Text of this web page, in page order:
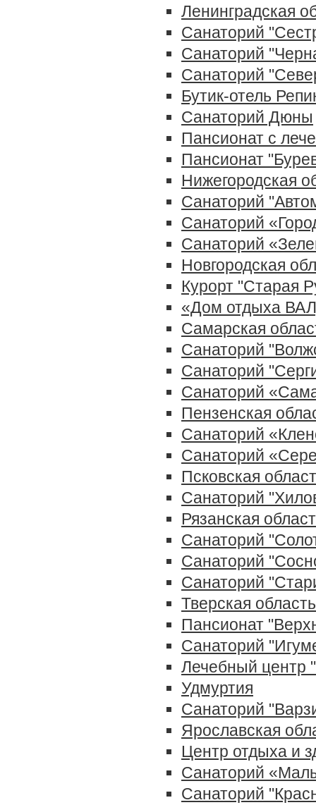
Ленинградская
Санаторий
Санаторий
Санаторий
Бутик-отель
Санаторий Дюны
Пансионат с
Пансионат
Нижегородская
Санаторий
Санаторий
Санаторий
Новгородская
Курорт "Старая
«Дом отдыха
Самарская
Санаторий
Санаторий
Санаторий
Пензенская
Санаторий
Санаторий
Псковская
Санаторий
Рязанская
Санаторий
Санаторий
Санаторий
Тверская область
Пансионат
Санаторий
Лечебный центр
Удмуртия
Санаторий
Ярославская
Центр отдыха и
Санаторий
Санаторий